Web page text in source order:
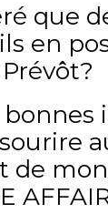
que
en
mon